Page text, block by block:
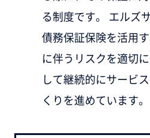
る制度です。 エルズ
債務保証保険を活用
に伴うリスクを適切
して継続的にサービ
くりを進めています。